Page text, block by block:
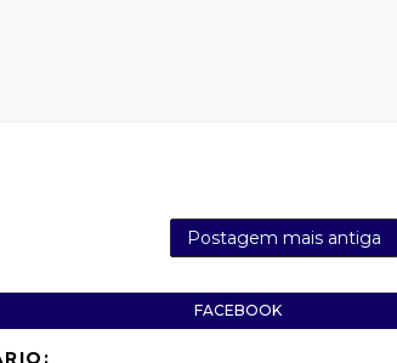
Postagem mais antiga
FACEBOOK